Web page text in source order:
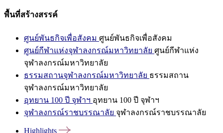
พื้นที่สร้างสรรค์
ศูนย์พันธกิจเพื่อสังคม ศูนย์พันธกิจเพื่อสังคม
ศูนย์กีฬาแห่งจุฬาลงกรณ์มหาวิทยาลัย ศูนย์กีฬาแห่ง
จุฬาลงกรณ์มหาวิทยาลัย
ธรรมสถานจุฬาลงกรณ์มหาวิทยาลัย ธรรมสถาน
จุฬาลงกรณ์มหาวิทยาลัย
อุทยาน 100 ปี จุฬาฯ อุทยาน 100 ปี จุฬาฯ
จุฬาลงกรณ์ราชบรรณาลัย จุฬาลงกรณ์ราชบรรณาลัย
Highlights